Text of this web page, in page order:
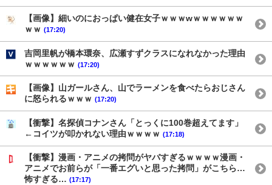
【画像】細いのにおっぱい健在女子ｗｗｗwｗｗｗｗｗｗ
ｗｗ (17:20)
吉岡里帆が橋本環奈、広瀬すずクラスになれなかった理由
ｗｗｗｗｗｗ (17:20)
【画像】山ガールさん、山でラーメンを食べたらおじさん
に怒られるｗｗｗ (17:20)
【衝撃】名探偵コナンさん「とっくに100巻超えてます」
←コイツが叩かれない理由ｗｗｗｗ (17:18)
【衝撃】漫画・アニメの拷問がヤバすぎるｗｗｗｗ漫画・
アニメでお前らが「一番エグいと思った拷問」がこちら…
怖すぎる… (17:17)